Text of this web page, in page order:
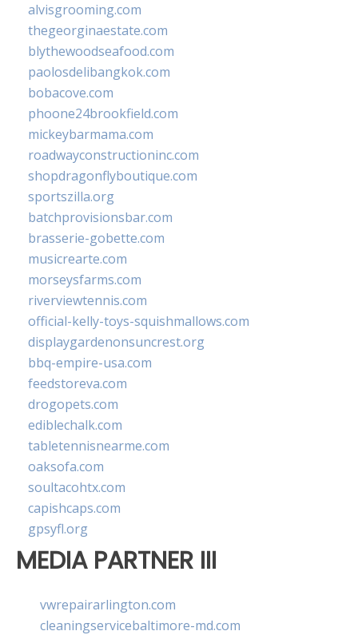
alvisgrooming.com
thegeorginaestate.com
blythewoodseafood.com
paolosdelibangkok.com
bobacove.com
phoone24brookfield.com
mickeybarmama.com
roadwayconstructioninc.com
shopdragonflyboutique.com
sportszilla.org
batchprovisionsbar.com
brasserie-gobette.com
musicrearte.com
morseysfarms.com
riverviewtennis.com
official-kelly-toys-squishmallows.com
displaygardenonsuncrest.org
bbq-empire-usa.com
feedstoreva.com
drogopets.com
ediblechalk.com
tabletennisnearme.com
oaksofa.com
soultacohtx.com
capishcaps.com
gpsyfl.org
MEDIA PARTNER III
vwrepairarlington.com
cleaningservicebaltimore-md.com